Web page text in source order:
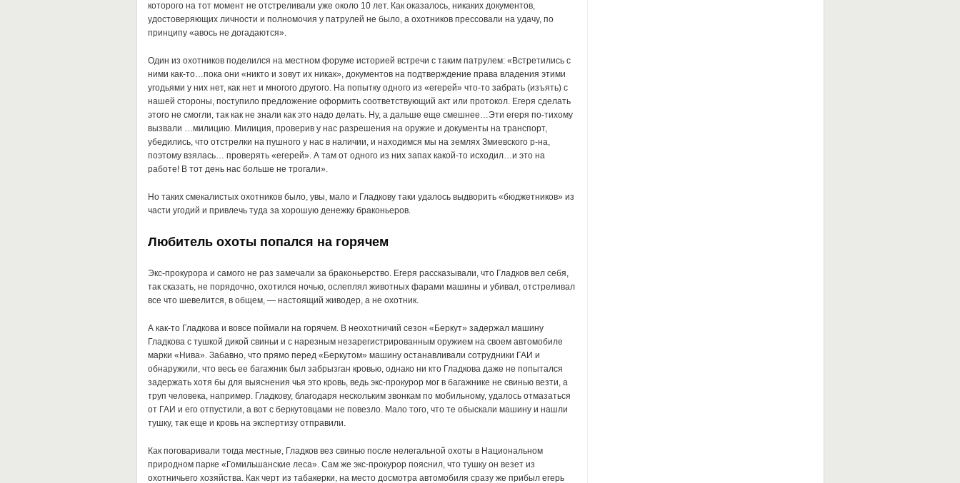
которого на тот момент не отстреливали уже около 10 лет. Как оказалось, никаких документов,
удостоверяющих личности и полномочия у патрулей не было, а охотников прессовали на удачу, по
принципу «авось не догадаются».
Один из охотников поделился на местном форуме историей встречи с таким патрулем: «Встретились с
ними как-то…пока они «никто и зовут их никак», документов на подтверждение права владения этими
угодьями у них нет, как нет и многого другого. На попытку одного из «егерей» что-то забрать (изъять) с
нашей стороны, поступило предложение оформить соответствующий акт или протокол. Егеря сделать
этого не смогли, так как не знали как это надо делать. Ну, а дальше еще смешнее…Эти егеря по-тихому
вызвали …милицию. Милиция, проверив у нас разрешения на оружие и документы на транспорт,
убедились, что отстрелки на пушного у нас в наличии, и находимся мы на землях Змиевского р-на,
поэтому взялась… проверять «егерей». А там от одного из них запах какой-то исходил…и это на
работе! В тот день нас больше не трогали».
Но таких смекалистых охотников было, увы, мало и Гладкову таки удалось выдворить «бюджетников» из
части угодий и привлечь туда за хорошую денежку браконьеров.
Любитель охоты попался на горячем
Экс-прокурора и самого не раз замечали за браконьерство. Егеря рассказывали, что Гладков вел себя,
так сказать, не порядочно, охотился ночью, ослеплял животных фарами машины и убивал, отстреливал
все что шевелится, в общем, — настоящий живодер, а не охотник.
А как-то Гладкова и вовсе поймали на горячем. В неохотничий сезон «Беркут» задержал машину
Гладкова с тушкой дикой свиньи и с нарезным незарегистрированным оружием на своем автомобиле
марки «Нива». Забавно, что прямо перед «Беркутом» машину останавливали сотрудники ГАИ и
обнаружили, что весь ее багажник был забрызган кровью, однако ни кто Гладкова даже не попытался
задержать хотя бы для выяснения чья это кровь, ведь экс-прокурор мог в багажнике не свинью везти, а
труп человека, например. Гладкову, благодаря нескольким звонкам по мобильному, удалось отмазаться
от ГАИ и его отпустили, а вот с беркутовцами не повезло. Мало того, что те обыскали машину и нашли
тушку, так еще и кровь на экспертизу отправили.
Как поговаривали тогда местные, Гладков вез свинью после нелегальной охоты в Национальном
природном парке «Гомильшанские леса». Сам же экс-прокурор пояснил, что тушку он везет из
охотничьего хозяйства. Как черт из табакерки, на место досмотра автомобиля сразу же прибыл егерь